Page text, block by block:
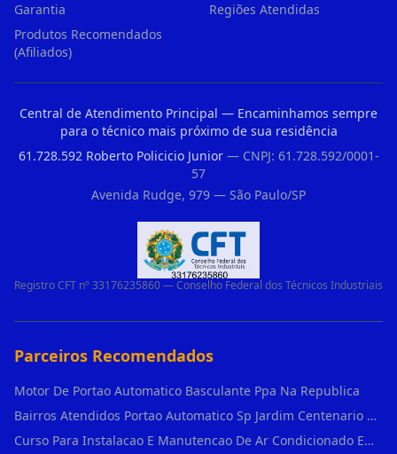
Garantia
Regiões Atendidas
Produtos Recomendados
(Afiliados)
Central de Atendimento Principal — Encaminhamos sempre
para o técnico mais próximo de sua residência
61.728.592 Roberto Policicio Junior— CNPJ: 61.728.592/0001-
57
Avenida Rudge, 979 — São Paulo/SP
Registro CFT nº 33176235860 — Conselho Federal dos Técnicos Industriais
Parceiros Recomendados
Motor De Portao Automatico Basculante Ppa Na Republica
Bairros Atendidos Portao Automatico Sp Jardim Centenario Guarulhos Sp Motor Para Portao Automatico Eletronico
Curso Para Instalacao E Manutencao De Ar Condicionado Em Sao Paulo